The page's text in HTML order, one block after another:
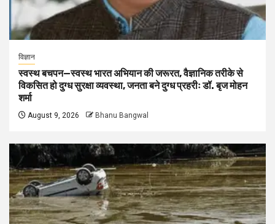
विज्ञान
स्वस्थ बचपन—स्वस्थ भारत अभियान की जरूरत, वैज्ञानिक तरीके से
विकसित हो दुग्ध सुरक्षा व्यवस्था, जनता बने दुग्ध प्रहरीः डॉ. बृज मोहन
शर्मा
August 9, 2026 Bhanu Bangwal